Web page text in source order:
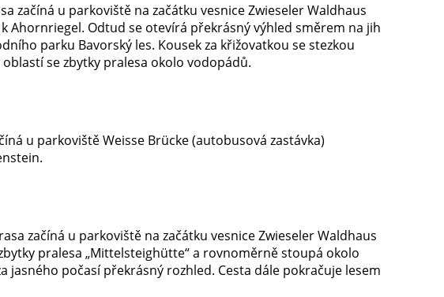
začíná u parkoviště na začátku vesnice Zwieseler Waldhaus
Ahornriegel. Odtud se otevírá překrásný výhled směrem na jih
parku Bavorský les. Kousek za křižovatkou se stezkou
se zbytky pralesa okolo vodopádů.
u parkoviště Weisse Brücke (autobusová zastávka)
začíná u parkoviště na začátku vesnice Zwieseler Waldhaus
pralesa „Mittelsteighütte“ a rovnoměrně stoupá okolo
jasného počasí překrásný rozhled. Cesta dále pokračuje lesem